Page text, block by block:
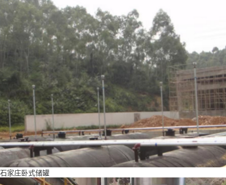
石家庄卧式储罐